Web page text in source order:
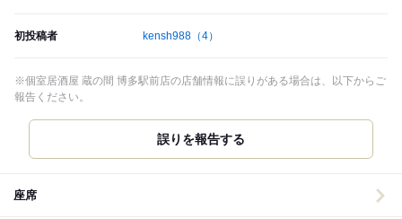
初投稿者 kensh988 （4）
※個室居酒屋 蔵の間 博多駅前店の店舗情報に誤りがある場合は、以下からご
報告ください。
誤りを報告する
座席